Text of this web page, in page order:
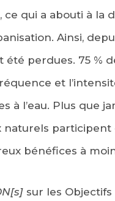
qui a abouti à la
Ainsi,
perdues. 75 %
et
à l’eau. Plus que
bénéfices à
sur les